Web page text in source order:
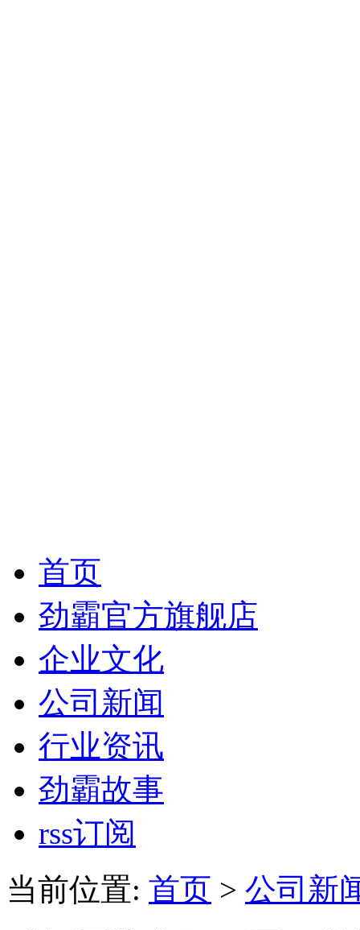
首页
劲霸官方旗舰店
企业文化
公司新闻
行业资讯
劲霸故事
rss订阅
当前位置: 首页 > 公司新